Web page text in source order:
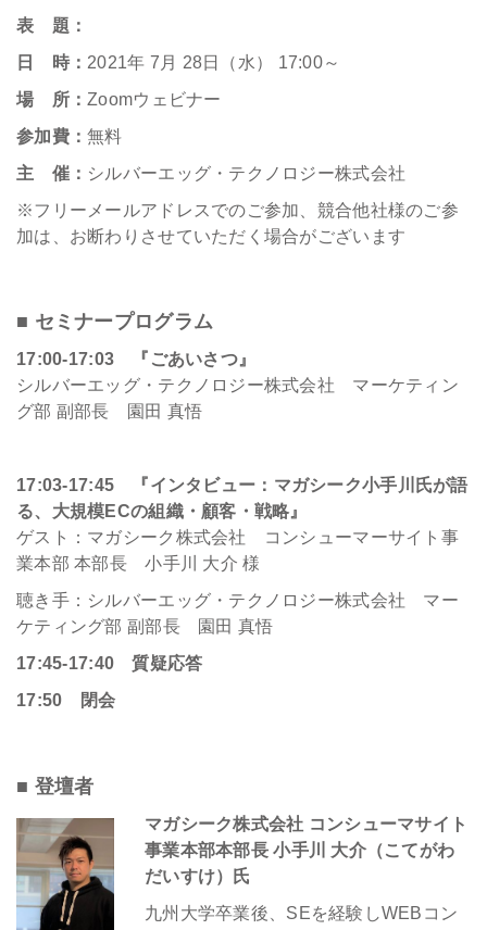
表 題：
日 時： 2021年 7月 28日（水） 17:00～
場 所： Zoomウェビナー
参加費：無料
主 催： シルバーエッグ・テクノロジー株式会社
※フリーメールアドレスでのご参加、競合他社様のご参
加は、お断わりさせていただく場合がございます
■ セミナープログラム
17:00-17:03 『ごあいさつ 』
シルバーエッグ・テクノロジー株式会社 マーケティン
グ部 副部長 園田 真悟
17:03-17:45 『インタビュー：マガシーク小手川氏が語
る、大規模ECの組織・顧客・戦略 』
ゲスト：マガシーク株式会社 コンシューマーサイト事
業本部 本部長 小手川 大介 様
聴き手：シルバーエッグ・テクノロジー株式会社 マー
ケティング部 副部長 園田 真悟
17:45-17:40 質疑応答
17:50 閉会
■ 登壇者
マガシーク株式会社 コンシューマサイト
事業本部本部長 小手川 大介（こてがわ
だいすけ）氏
九州大学卒業後、SEを経験しWEBコン